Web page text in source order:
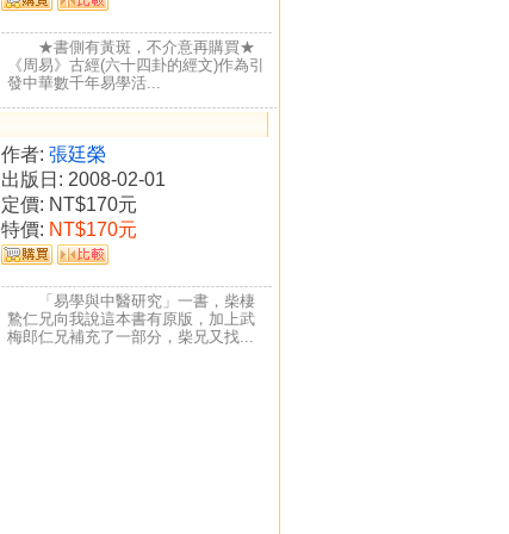
★書側有黃斑，不介意再購買★
《周易》古經(六十四卦的經文)作為引
發中華數千年易學活...
作者: 張廷榮
出版日: 2008-02-01
定價: NT$170元
特價: NT$170元
「易學與中醫研究」一書，柴棲
鷙仁兄向我說這本書有原版，加上武
梅郎仁兄補充了一部分，柴兄又找...